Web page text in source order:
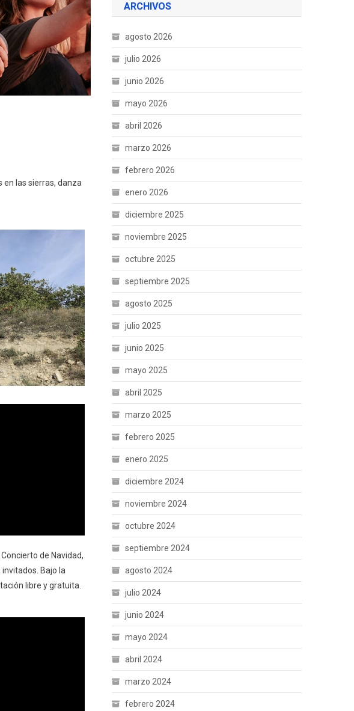
en las sierras, danza
de Navidad,
Bajo la
libre y gratuita.
ARCHIVOS
agosto 2026
julio 2026
junio 2026
mayo 2026
abril 2026
marzo 2026
febrero 2026
enero 2026
diciembre 2025
noviembre 2025
octubre 2025
septiembre 2025
agosto 2025
julio 2025
junio 2025
mayo 2025
abril 2025
marzo 2025
febrero 2025
enero 2025
diciembre 2024
noviembre 2024
octubre 2024
septiembre 2024
agosto 2024
julio 2024
junio 2024
mayo 2024
abril 2024
marzo 2024
febrero 2024